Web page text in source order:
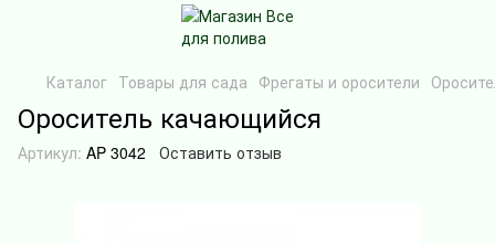
Каталог Товары для сада Фрегаты и оросители
Ороситель качающийся
Артикул: AP 3042 Оставить отзыв